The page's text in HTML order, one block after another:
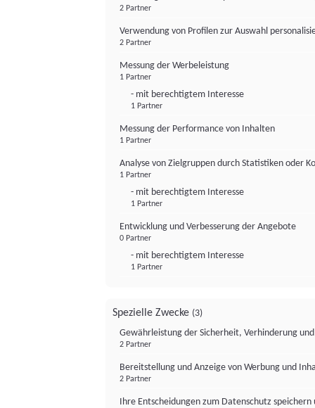
2 Partner
Verwendung von Profilen zur Auswahl
2 Partner
Messung der Werbeleistung
1 Partner
- mit berechtigtem Interesse
1 Partner
Messung der Performance von Inhalten
1 Partner
Analyse von Zielgruppen durch Statistiken oder
1 Partner
- mit berechtigtem Interesse
1 Partner
Entwicklung und Verbesserung der Angebote
0 Partner
- mit berechtigtem Interesse
1 Partner
Spezielle Zwecke (3)
Gewährleistung der Sicherheit, Verhinderung
2 Partner
Bereitstellung und Anzeige von Werbung und
2 Partner
Ihre Entscheidungen zum Datenschutz